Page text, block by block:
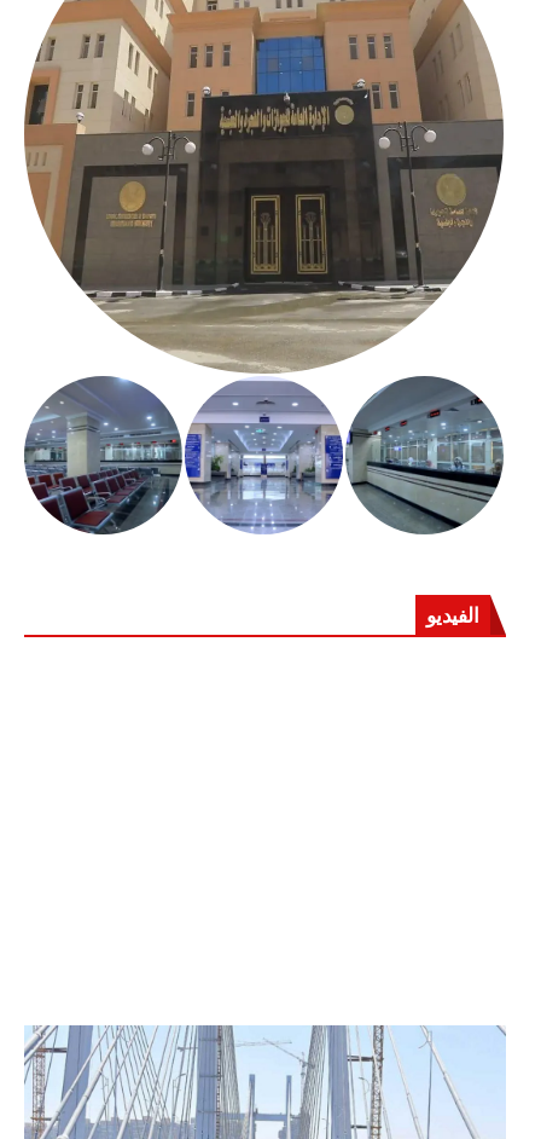
الفيديو
الرئيس عبد الفتاح السيسي يفتتح محور روض الفرج
وكوبري تحيا مصر